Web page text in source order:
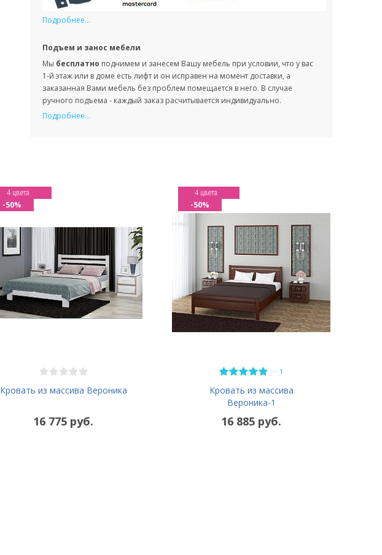
Подробнее...
Подъем и занос мебели
Мы бесплатно поднимем и занесем Вашу мебель при условии, что у вас
1-й этаж или в доме есть лифт и он исправен на момент доставки, а
заказанная Вами мебель без проблем помещается в него. В случае
ручного подъема - каждый заказ расчитывается индивидуально.
Подробнее...
Кровать из массива Вероника
4 цвета
16 775 руб.
-50%
— 1
Кровать из массива
Вероника-1
4 цвета
16 885 руб.
-50%